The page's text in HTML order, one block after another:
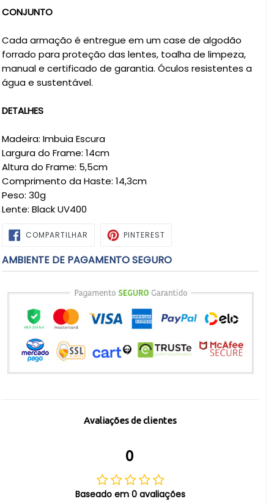
CONJUNTO
Cada armação é entregue em um case de algodão
forrado para proteção das lentes, toalha de limpeza,
manual e certificado de garantia. Óculos resistentes a
água e sustentável.
DETALHES
Madeira: Imbuia Escura
Largura do Frame: 14cm
Altura do Frame: 5,5cm
Comprimento da Haste: 14,3cm
Peso: 30g
Lente: Black UV400
COMPARTILHAR COMPARTILHAR
PINTEREST
AMBIENTE DE PAGAMENTO SEGURO
Avaliações de clientes
0
Baseado em 0 avaliações